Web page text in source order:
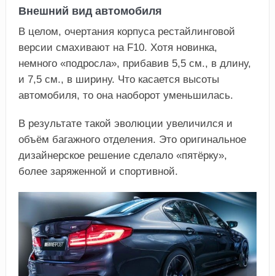
Внешний вид автомобиля
В целом, очертания корпуса рестайлинговой
версии смахивают на F10. Хотя новинка,
немного «подросла», прибавив 5,5 см., в длину,
и 7,5 см., в ширину. Что касается высоты
автомобиля, то она наоборот уменьшилась.
В результате такой эволюции увеличился и
объём багажного отделения. Это оригинальное
дизайнерское решение сделало «пятёрку»,
более заряженной и спортивной.